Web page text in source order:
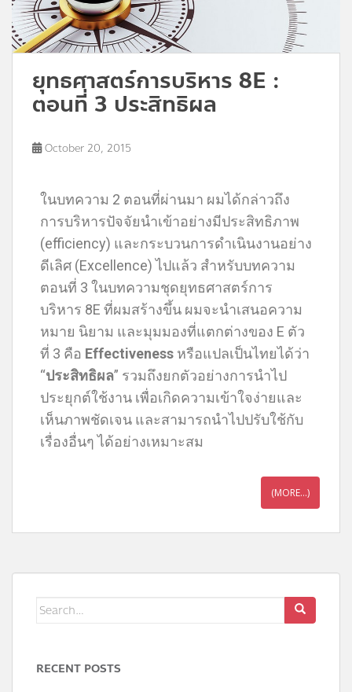
ยุทธศาสตร์การบริหาร 8E :
ตอนที่ 3 ประสิทธิผล
October 20, 2015
ในบทความ 2 ตอนที่ผ่านมา ผมได้กล่าวถึง
การบริหารปัจจัยนำเข้าอย่างมีประสิทธิภาพ
(efficiency) และกระบวนการดำเนินงานอย่าง
ดีเลิศ (Excellence) ไปแล้ว สำหรับบทความ
ตอนที่ 3 ในบทความชุดยุทธศาสตร์การ
บริหาร 8E ที่ผมสร้างขึ้น ผมจะนำเสนอความ
หมาย นิยาม และมุมมองที่แตกต่างของ E ตัว
ที่ 3 คือ Effectiveness หรือแปลเป็นไทยได้ว่า
“ประสิทธิผล” รวมถึงยกตัวอย่างการนำไป
ประยุกต์ใช้งาน เพื่อเกิดความเข้าใจง่ายและ
เห็นภาพชัดเจน และสามารถนำไปปรับใช้กับ
เรื่องอื่นๆ ได้อย่างเหมาะสม
(MORE…)
RECENT POSTS